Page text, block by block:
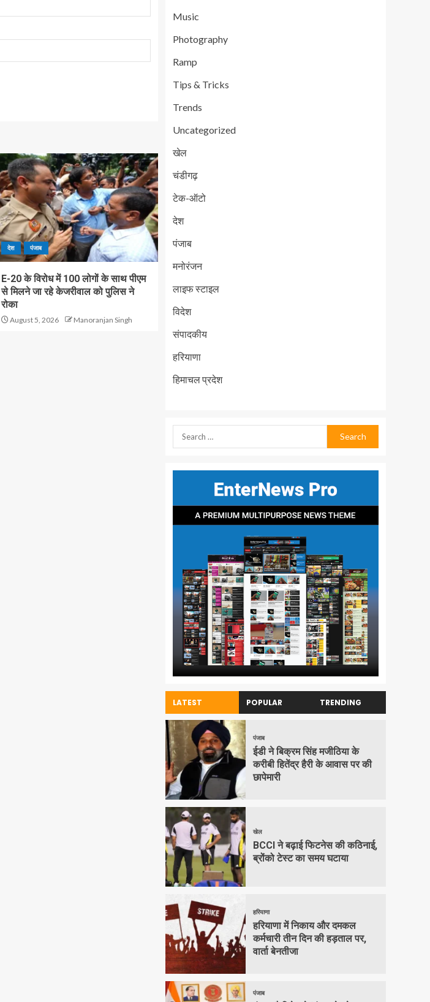
देश पंजाब
E-20 के विरोध में 100 लोगों के साथ पीएम
से मिलने जा रहे केजरीवाल को पुलिस ने
रोका
August 5, 2026 Manoranjan Singh
Music
Photography
Ramp
Tips & Tricks
Trends
Uncategorized
खेल
चंडीगढ़
टेक-ऑटो
देश
पंजाब
मनोरंजन
लाइफ स्टाइल
विदेश
संपादकीय
हरियाणा
हिमाचल प्रदेश
LATEST POPULAR TRENDING
पंजाब
ईडी ने बिक्रम सिंह मजीठिया के
करीबी हितेंद्र हैरी के आवास पर की
छापेमारी
खेल
BCCI ने बढ़ाई फिटनेस की कठिनाई,
ब्रोंको टेस्ट का समय घटाया
हरियाणा
हरियाणा में निकाय और दमकल
कर्मचारी तीन दिन की हड़ताल पर,
वार्ता बेनतीजा
पंजाब